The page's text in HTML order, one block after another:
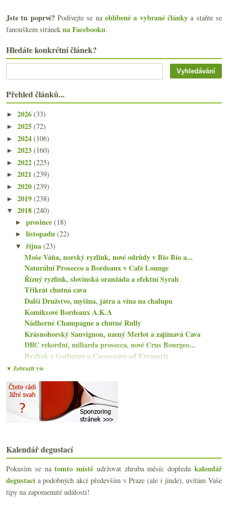
Jste tu poprvé?Podívejte se naoblíbené a vybrané články a staňte se
fanouškem stránek na Facebooku.
Hledáte konkrétní článek?
Přehled článků...
► 2026 (33)
► 2025 (72)
► 2024 (106)
► 2023 (160)
► 2022 (225)
► 2021 (239)
► 2020 (239)
► 2019 (238)
▼ 2018 (240)
►prosince(18)
►listopadu(22)
▼října(23)
Moše Váňa, norský ryzlink, nové odrůdy v Bío Bío a...
Naturální Prosecco a Bordeaux v Café Lounge
Řízný ryzlink, slovinská oranžáda a efektní Syrah
Třikrát chutná cava
Další Družstvo, myšina, játra a vína na chalupu
Komiksové Bordeaux A.K.A
Nádherné Champagne a chutné Rully
Krásnohorský Sauvignon, uzený Merlot a zajímavá Cava
DRC rekordní, miliarda prosecca, nové Crus Bourgeo...
Ryzlink z Gotbergu a Carmenére od Errazuriz
Krásná červená Gruzie a Merlot od Beneše
Slovenský Fred a dva německé ryzlinky
Degustační sada „malého vinaře“ Mádla
Parádní biodynamický alsaský Riesling
Podvod mezi Master Sommeliers a v St. Émilionu
Tipy na zahraniční e-shopy se španělským vínem
Plenér Cuvée Tři, pěkné Barolo a Savennières
Výtečné rosé a dvakrát povedená bio cava
Nejvyšší vinice, Nyetimber prestižní, naturálno au...
Bordeauxské naturálno Château Le Puy
Egerský Pinot & Lidl Pinot od Michlovského
▼ Zobrazit vše
Kalendář degustací
Pokusím se natomto místě udržovat zhruba měsíc dopředukalendář
degustacía podobných akcí především v Praze (ale i jinde), uvítám Vaše
tipy na zapomenuté události!